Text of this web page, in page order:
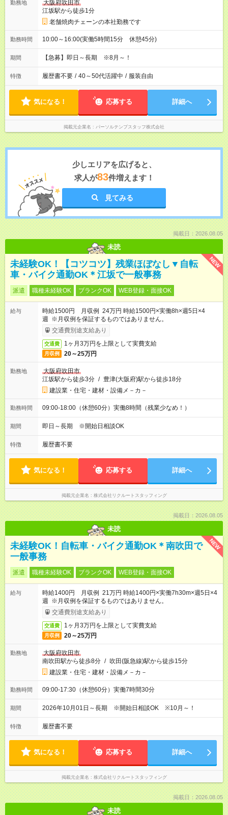
勤務地
大阪府吹田市
江坂駅から徒歩1分
老舗焼肉チェーンの本社勤務です
勤務時間 10:00～16:00(実働5時間15分 休憩45分)
期間 【急募】即日～長期 ※8月～！
特徴 履歴書不要 / 40～50代活躍中 / 服装自由
気になる！ 応募する 詳細へ
掲載元企業名 パーソルテンプスタッフ株式会社
少しエリアを広げると、
求人が83件増えます！
見てみる
掲載日：2026.08.05
未読
NEW
未経験OK！【コツコツ】残業ほぼなし▼自転
車・バイク通勤OK＊江坂で一般事務
派遣 職種未経験OK ブランクOK WEB登録・面接OK
給与
時給1500円 月収例 24万円 時給1500円×実働8h×週5日×4
週 ※月収例を保証するものではありません。
交通費別途支給あり
交通費 1ヶ月3万円を上限として実費支給
月収例 20～25万円
勤務地
大阪府吹田市
江坂駅から徒歩3分 / 豊津(大阪府)駅から徒歩18分
建設業・住宅・建材・設備メ－カ－
勤務時間 09:00-18:00（休憩60分）実働8時間（残業少なめ！）
期間 即日～長期 ※開始日相談OK
特徴 履歴書不要
気になる！ 応募する 詳細へ
掲載元企業名 株式会社リクルートスタッフィング
掲載日：2026.08.05
未読
NEW
未経験OK！自転車・バイク通勤OK＊南吹田で
一般事務
派遣 職種未経験OK ブランクOK WEB登録・面接OK
給与
時給1400円 月収例 21万円 時給1400円×実働7h30m×週5日×4
週 ※月収例を保証するものではありません。
交通費別途支給あり
交通費 1ヶ月3万円を上限として実費支給
月収例 20～25万円
勤務地
大阪府吹田市
南吹田駅から徒歩8分 / 吹田(阪急線)駅から徒歩15分
建設業・住宅・建材・設備メ－カ－
勤務時間 09:00-17:30（休憩60分）実働7時間30分
期間 2026年10月01日～長期 ※開始日相談OK ※10月～！
特徴 履歴書不要
気になる！ 応募する 詳細へ
掲載元企業名 株式会社リクルートスタッフィング
掲載日：2026.08.05
未読